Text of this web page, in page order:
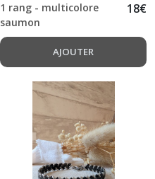
1 rang - multicolore
saumon
18€
AJOUTER